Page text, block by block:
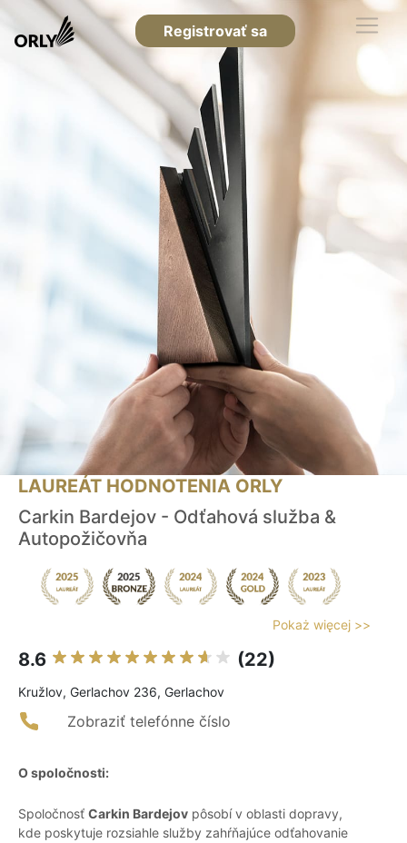
Registrovať sa
LAUREÁT HODNOTENIA ORLY
Carkin Bardejov - Odťahová služba &
Autopožičovňa
Pokaż więcej >>
8.6 (22)
Kružlov, Gerlachov 236, Gerlachov
Zobraziť telefónne číslo
O spoločnosti:
Spoločnosť Carkin Bardejov pôsobí v oblasti dopravy,
kde poskytuje rozsiahle služby zahŕňajúce odťahovanie